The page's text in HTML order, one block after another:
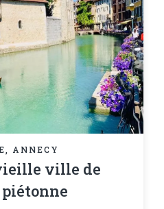
ANNECY
ville de